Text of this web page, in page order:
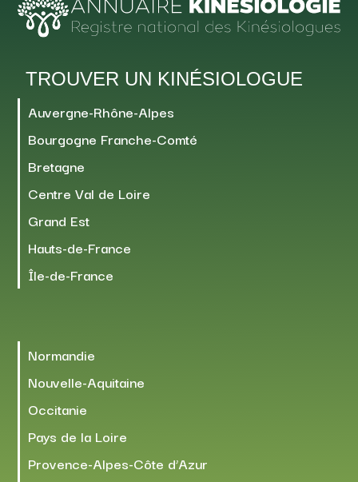
TROUVER UN KINÉSIOLOGUE
Auvergne-Rhône-Alpes
Bourgogne Franche-Comté
Bretagne
Centre Val de Loire
Grand Est
Hauts-de-France
Île-de-France
Normandie
Nouvelle-Aquitaine
Occitanie
Pays de la Loire
Provence-Alpes-Côte d’Azur